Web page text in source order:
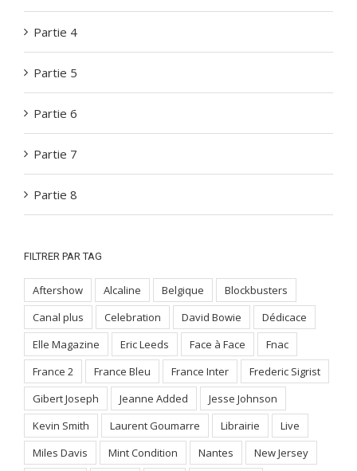
Partie 4
Partie 5
Partie 6
Partie 7
Partie 8
FILTRER PAR TAG
Aftershow Alcaline Belgique
Blockbusters
Canal plus
Celebration David Bowie
Dédicace
Elle Magazine
Eric Leeds Face à Face
Fnac
France 2
France Bleu France Inter
Frederic Sigrist
Gibert Joseph
Jeanne Added
Jesse Johnson
Kevin Smith
Laurent Goumarre Librairie
Live
Miles Davis
Mint Condition Nantes
New Jersey